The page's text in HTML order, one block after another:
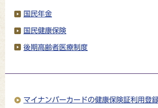
国民年金
国民健康保険
後期高齢者医療制度
マイナンバーカードの健康保険証利用登